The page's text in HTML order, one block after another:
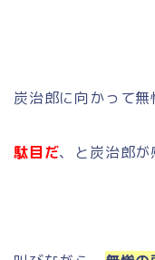
炭治郎に向かって無
駄目だ、と炭治郎が